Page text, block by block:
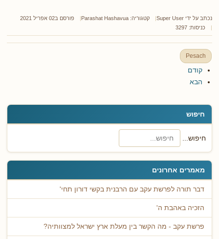
חיפוש
חיפוש...
מאמרים אחרונים
דבר תורה לפרשת עקב עם הרבנית בקשי דורון תחי'
הזכיה באהבת ה'
פרשת עקב - מה הקשר בין מעלת ארץ ישראל למצוותיה?
נכתב על ידי Super User קטגוריה: Parashat Hashavua
פורסם ב02 אפריל 2021
כניסות: 3297
Pesach
קודם
הבא